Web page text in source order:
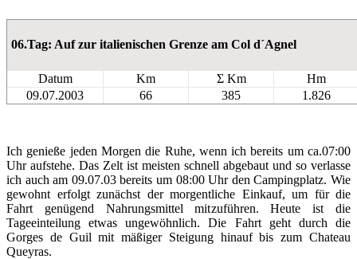
06.Tag: Auf zur italienischen Grenze am Col d´Agnel
Datum Km Σ Km
Hm
09.07.2003
66 385 1.826
Ich genieße jeden Morgen die Ruhe, wenn ich bereits um ca.07:00
Uhr aufstehe. Das Zelt ist meisten schnell abgebaut und so verlasse
ich auch am 09.07.03 bereits um 08:00 Uhr den Campingplatz. Wie
gewohnt erfolgt zunächst der morgentliche Einkauf, um für die
Fahrt genügend Nahrungsmittel mitzuführen. Heute ist die
Tageeinteilung etwas ungewöhnlich. Die Fahrt geht durch die
Gorges de Guil mit mäßiger Steigung hinauf bis zum Chateau
Queyras.